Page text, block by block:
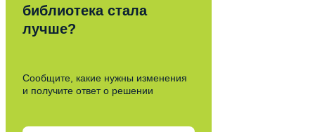
библиотека стала
лучше?
Сообщите, какие нужны изменения
и получите ответ о решении